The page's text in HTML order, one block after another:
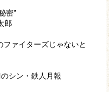
密”
郎
ァイターズじゃないと
シン・鉄人月報